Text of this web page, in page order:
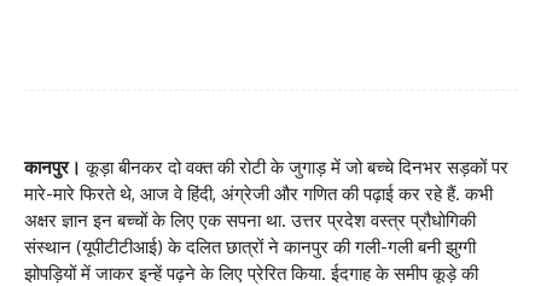
कानपुर। कूड़ा बीनकर दो वक्त की रोटी के जुगाड़ में जो बच्चे दिनभर सड़कों पर
मारे-मारे फिरते थे, आज वे हिंदी, अंग्रेजी और गणित की पढ़ाई कर रहे हैं. कभी
अक्षर ज्ञान इन बच्चों के लिए एक सपना था. उत्तर प्रदेश वस्त्र प्रौधोगिकी
संस्थान (यूपीटीटीआई) के दलित छात्रों ने कानपुर की गली-गली बनी झुग्गी
झोपड़ियों में जाकर इन्हें पढ़ने के लिए प्रेरित किया. ईदगाह के समीप कूड़े की